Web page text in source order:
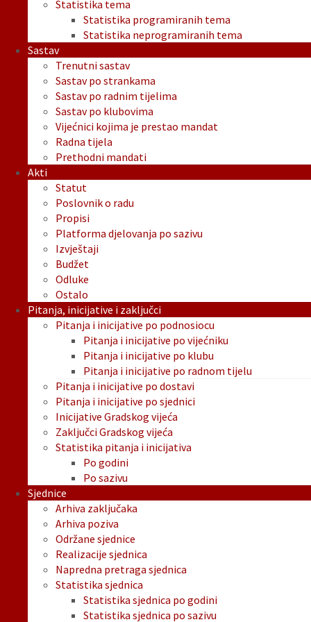
Statistika tema
Statistika programiranih tema
Statistika neprogramiranih tema
Sastav
Trenutni sastav
Sastav po strankama
Sastav po radnim tijelima
Sastav po klubovima
Vijećnici kojima je prestao mandat
Radna tijela
Prethodni mandati
Akti
Statut
Poslovnik o radu
Propisi
Platforma djelovanja po sazivu
Izvještaji
Budžet
Odluke
Ostalo
Pitanja, inicijative i zaključci
Pitanja i inicijative po podnosiocu
Pitanja i inicijative po vijećniku
Pitanja i inicijative po klubu
Pitanja i inicijative po radnom tijelu
Pitanja i inicijative po dostavi
Pitanja i inicijative po sjednici
Inicijative Gradskog vijeća
Zaključci Gradskog vijeća
Statistika pitanja i inicijativa
Po godini
Po sazivu
Sjednice
Arhiva zaključaka
Arhiva poziva
Održane sjednice
Realizacije sjednica
Napredna pretraga sjednica
Statistika sjednica
Statistika sjednica po godini
Statistika sjednica po sazivu